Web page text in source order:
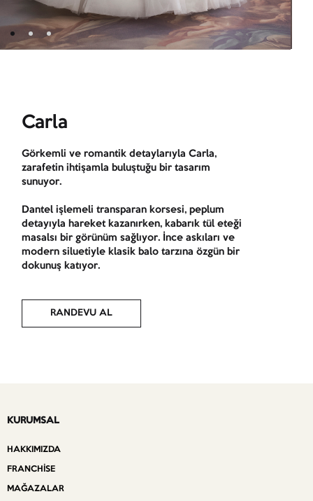
Carla
Görkemli ve romantik detaylarıyla Carla,
zarafetin ihtişamla buluştuğu bir tasarım
sunuyor.
Dantel işlemeli transparan korsesi, peplum
detayıyla hareket kazanırken, kabarık tül eteği
masalsı bir görünüm sağlıyor. İnce askıları ve
modern siluetiyle klasik balo tarzına özgün bir
dokunuş katıyor.
RANDEVU AL
KURUMSAL
HAKKIMIZDA
FRANCHISE
MAĞAZALAR